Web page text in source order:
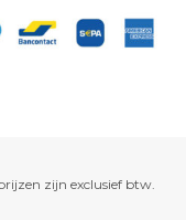
zijn exclusief btw.